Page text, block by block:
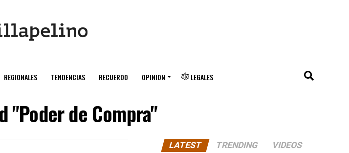
REGIONALES TENDENCIAS RECUERDO OPINION LEGALES
"Poder de Compra"
LATEST TRENDING VIDEOS